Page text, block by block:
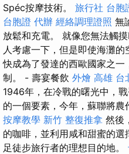
Spéc按摩技術。 旅行社 台胞
台胞證 代辦 經絡調理證照 無
放鬆和充電。 就像您無法觸
人考慮一下，但是即使海灘
快成為了發達的西歐國家之
制。 - 壽宴餐飲 外燴 高雄 台
1946年，在冷戰的曙光中，
的一個要素，今年，蘇聯將農
按摩教學 新竹 整復推拿 然後
的咖啡，並利用咸和甜蜜的選
足徒步旅行者的理想目的地。